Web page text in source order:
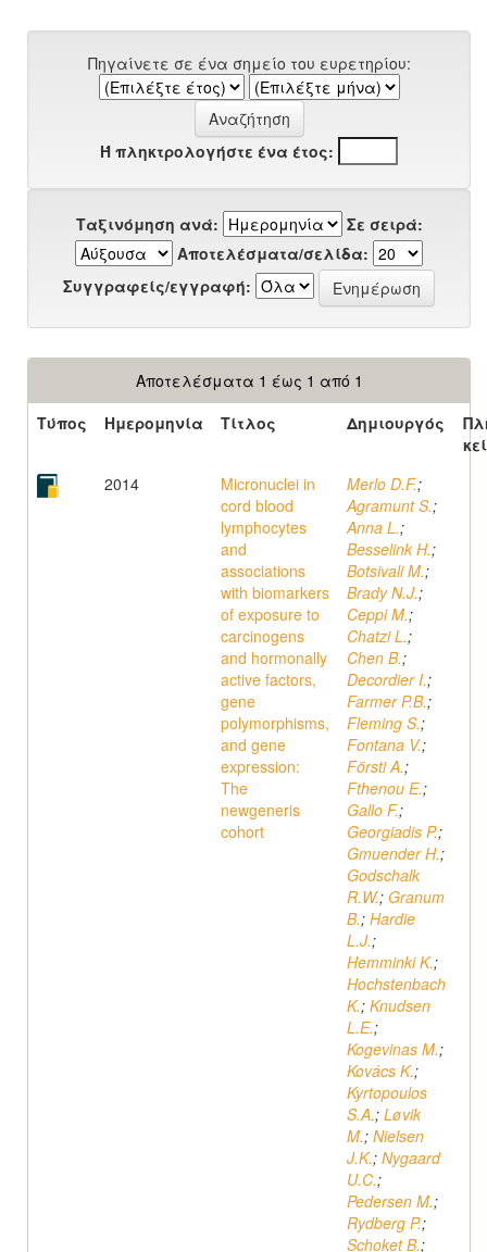
Πηγαίνετε σε ένα σημείο του ευρετηρίου:
Ή πληκτρολογήστε ένα έτος:
Ταξινόμηση ανά:
Σε σειρά:
Αποτελέσματα/σελίδα:
Συγγραφείς/εγγραφή:
Αποτελέσματα 1 έως 1 από 1
Τύπος
Ημερομηνία Τίτλος Δημιουργός
2014
Micronuclei in
cord blood
lymphocytes
and
associations
with biomarkers
of exposure to
carcinogens
and hormonally
active factors,
gene
polymorphisms,
and gene
expression:
The
newgeneris
cohort
Merlo D.F.;
Agramunt S.;
Anna L.;
Besselink H.;
Botsivali M.;
Brady N.J.;
Ceppi M.;
Chatzi L.;
Chen B.;
Decordier I.;
Farmer P.B.;
Fleming S.;
Fontana V.;
Försti A.;
Fthenou E.;
Gallo F.;
Georgiadis P.;
Gmuender H.;
Godschalk
R.W.; Granum
B.; Hardie
L.J.;
Hemminki K.;
Hochstenbach
K.; Knudsen
L.E.;
Kogevinas M.;
Kovács K.;
Kyrtopoulos
S.A.; Løvik
M.; Nielsen
J.K.; Nygaard
U.C.;
Pedersen M.;
Rydberg P.;
Schoket B.;